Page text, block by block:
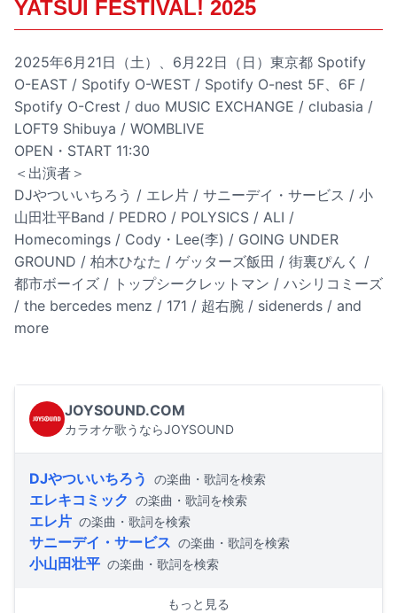
YATSUI FESTIVAL! 2025
2025年6月21日（土）、6月22日（日）東京都 Spotify
O-EAST / Spotify O-WEST / Spotify O-nest 5F、6F /
Spotify O-Crest / duo MUSIC EXCHANGE / clubasia /
LOFT9 Shibuya / WOMBLIVE
OPEN・START 11:30
＜出演者＞
DJやついいちろう / エレ片 / サニーデイ・サービス / 小
山田壮平Band / PEDRO / POLYSICS / ALI /
Homecomings / Cody・Lee(李) / GOING UNDER
GROUND / 柏木ひなた / ゲッターズ飯田 / 街裏ぴんく /
都市ボーイズ / トップシークレットマン / ハシリコミーズ
/ the bercedes menz / 171 / 超右腕 / sidenerds / and
more
JOYSOUND.COM
カラオケ歌うならJOYSOUND
DJやついいちろう の楽曲・歌詞を検索
エレキコミック の楽曲・歌詞を検索
エレ片 の楽曲・歌詞を検索
サニーデイ・サービス の楽曲・歌詞を検索
小山田壮平 の楽曲・歌詞を検索
もっと見る